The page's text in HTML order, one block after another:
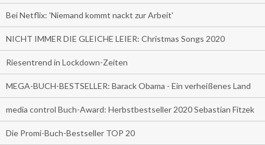
Bei Netflix: 'Niemand kommt nackt zur Arbeit'
NICHT IMMER DIE GLEICHE LEIER: Christmas Songs 2020
Riesentrend in Lockdown-Zeiten
MEGA-BUCH-BESTSELLER: Barack Obama - Ein verheißenes Land
media control Buch-Award: Herbstbestseller 2020 Sebastian Fitzek
Die Promi-Buch-Bestseller TOP 20